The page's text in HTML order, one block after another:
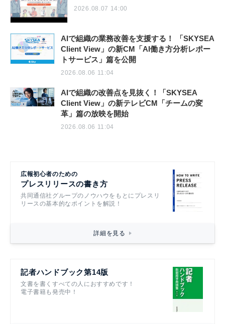
2026.08.07 14:00
AIで組織の業務改善を支援する！ 「SKYSEA
Client View」の新CM「AI働き方分析レポー
トサービス」篇を公開
2026.08.06 11:04
AIで組織の改善点を見抜く！「SKYSEA
Client View」の新テレビCM「チームの変
革」篇の放映を開始
2026.08.06 11:04
広報初心者のための
プレスリリースの書き方
共同通信社グループのノウハウをもとにプレスリ
リースの基本的なポイントを解説！
詳細を見る
記者ハンドブック第14版
文書を書くすべての人におすすめです！
電子書籍も発売中！